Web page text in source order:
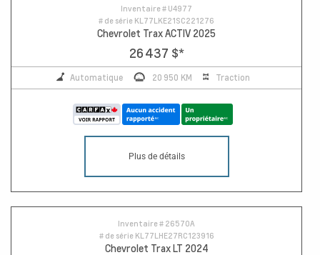
Inventaire # U4977
# de série KL77LKE21SC221276
Chevrolet Trax ACTIV 2025
26 437 $*
Automatique 20 950 KM Traction
Plus de détails
Inventaire # 26570A
# de série KL77LHE27RC123916
Chevrolet Trax LT 2024